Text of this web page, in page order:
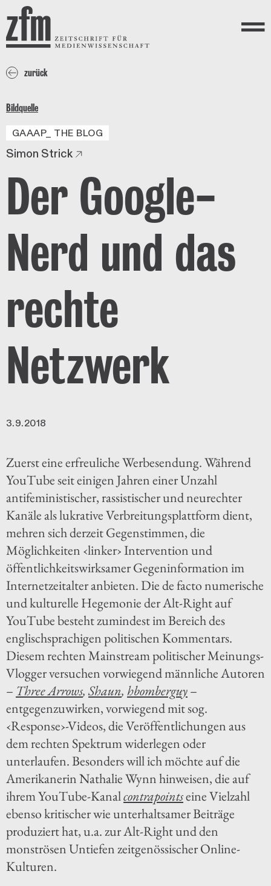
Direkt zum Inhalt
ZEITSCHRIFT FÜR
MEDIENWISSENSCHAFT
Menü
zurück
Bildquelle
GAAAP_ THE BLOG
Simon Strick
Der Google-
Nerd und das
rechte
Netzwerk
3.9.2018
Zuerst eine erfreuliche Werbesendung. Während
YouTube seit einigen Jahren einer Unzahl
antifeministischer, rassistischer und neurechter
Kanäle als lukrative Verbreitungsplattform dient,
mehren sich derzeit Gegenstimmen, die
Möglichkeiten ‹linker› Intervention und
öffentlichkeitswirksamer Gegeninformation im
Internetzeitalter anbieten. Die de facto numerische
und kulturelle Hegemonie der Alt-Right auf
YouTube besteht zumindest im Bereich des
englischsprachigen politischen Kommentars.
Diesem rechten Mainstream politischer Meinungs-
Vlogger versuchen vorwiegend männliche Autoren
– Three Arrows,Shaun, hbomberguy–
entgegenzuwirken, vorwiegend mit sog.
‹Response›-Videos, die Veröffentlichungen aus
dem rechten Spektrum widerlegen oder
unterlaufen. Besonders will ich möchte auf die
Amerikanerin Nathalie Wynn hinweisen, die auf
ihrem YouTube-Kanalcontrapointseine Vielzahl
ebenso kritischer wie unterhaltsamer Beiträge
produziert hat, u.a. zur Alt-Right und den
monströsen Untiefen zeitgenössischer Online-
Kulturen.